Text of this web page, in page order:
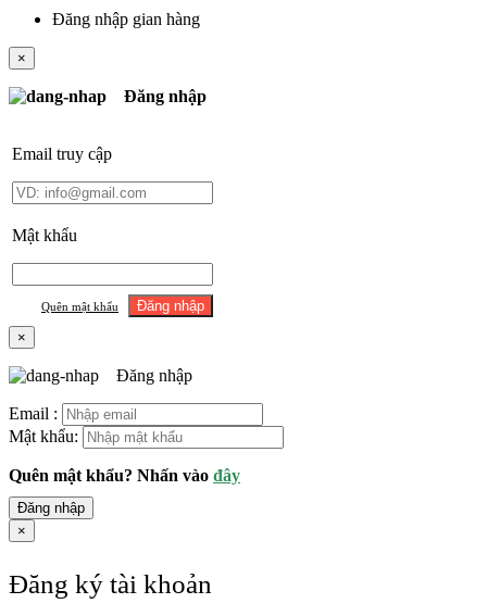
Đăng nhập gian hàng
×
Đăng nhập
Email truy cập
Mật khẩu
Quên mật khẩu
×
Đăng nhập
Email :
Mật khẩu:
Quên mật khẩu? Nhấn vào đây
Đăng nhập
×
Đăng ký tài khoản